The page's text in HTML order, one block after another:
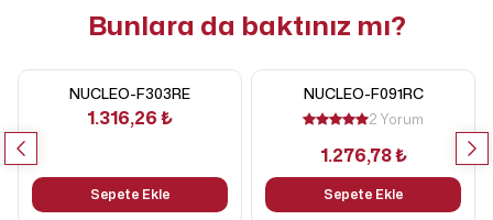
Bunlara da baktınız mı?
NUCLEO-F303RE
1.316,26 ₺
Sepete Ekle
NUCLEO-F091RC
2 Yorum
1.276,78 ₺
Sepete Ekle